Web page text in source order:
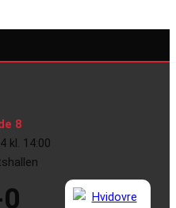
8
kl. 14:00